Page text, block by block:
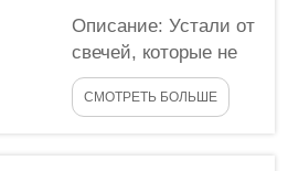
качество,
инновационные
методы и
надежные
услуги. В... в...
Описание: Устали от
свечей, которые не
имеют запаха?
Хотите узнать, как
СМОТРЕТЬ БОЛЬШЕ